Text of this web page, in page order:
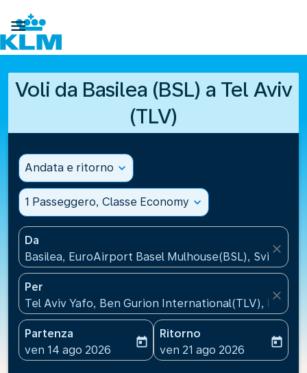

Voli da Basilea (BSL) a Tel Aviv
(TLV)
Andata e ritorno expand_more
1 Passeggero, Classe Economy expand_more
Da
Basilea, EuroAirport Basel Mulhouse(BSL), Svizzera
close
Per
Tel Aviv Yafo, Ben Gurion International(TLV), Israele
close
Partenza
fc-booking-departure-date-aria-label
ven 14 ago 2026
today
Ritorno
fc-booking-return-date-
ven 21 ago 2026
today